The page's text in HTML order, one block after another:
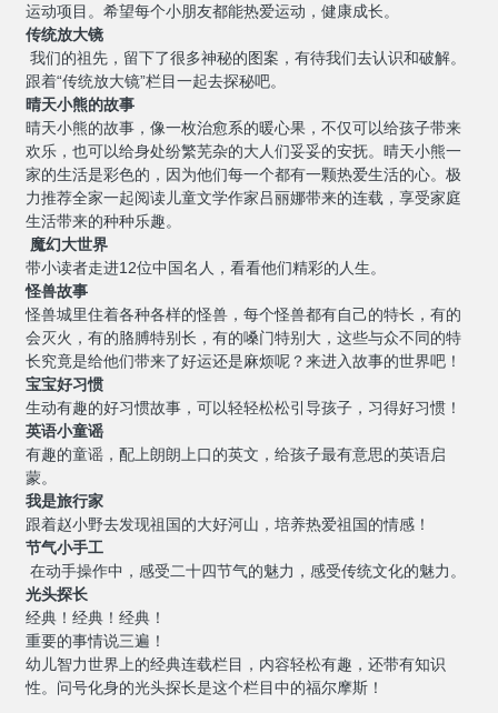
运动项目。希望每个小朋友都能热爱运动，健康成长。
传统放大镜
我们的祖先，留下了很多神秘的图案，有待我们去认识和破解。
跟着“传统放大镜”栏目一起去探秘吧。
晴天小熊的故事
晴天小熊的故事，像一枚治愈系的暖心果，不仅可以给孩子带来
欢乐，也可以给身处纷繁芜杂的大人们妥妥的安抚。晴天小熊一
家的生活是彩色的，因为他们每一个都有一颗热爱生活的心。极
力推荐全家一起阅读儿童文学作家吕丽娜带来的连载，享受家庭
生活带来的种种乐趣。
魔幻大世界
带小读者走进12位中国名人，看看他们精彩的人生。
怪兽故事
怪兽城里住着各种各样的怪兽，每个怪兽都有自己的特长，有的
会灭火，有的胳膊特别长，有的嗓门特别大，这些与众不同的特
长究竟是给他们带来了好运还是麻烦呢？来进入故事的世界吧！
宝宝好习惯
生动有趣的好习惯故事，可以轻轻松松引导孩子，习得好习惯！
英语小童谣
有趣的童谣，配上朗朗上口的英文，给孩子最有意思的英语启
蒙。
我是旅行家
跟着赵小野去发现祖国的大好河山 ，培养热爱祖国的情感！
节气小手工
在动手操作中，感受二十四节气的魅力，感受传统文化的魅力。
光头探长
经典！经典！经典！
重要的事情说三遍！
幼儿智力世界上的经典连载栏目，内容轻松有趣，还带有知识
性。问号化身的光头探长是这个栏目中的福尔摩斯！